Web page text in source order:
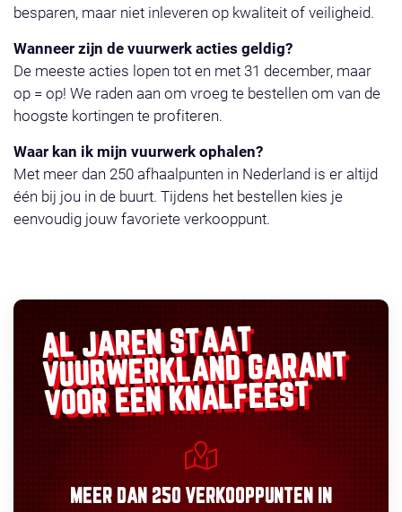
besparen, maar niet inleveren op kwaliteit of veiligheid.
Wanneer zijn de vuurwerk acties geldig?
De meeste acties lopen tot en met 31 december, maar
op = op! We raden aan om vroeg te bestellen om van de
hoogste kortingen te profiteren.
Waar kan ik mijn vuurwerk ophalen?
Met meer dan 250 afhaalpunten in Nederland is er altijd
één bij jou in de buurt. Tijdens het bestellen kies je
eenvoudig jouw favoriete verkooppunt.
AL JAREN STAAT
VUURWERKLANDGARANT
VOOR EEN KNALFEEST
MEER DAN 250 VERKOOPPUNTEN
IN